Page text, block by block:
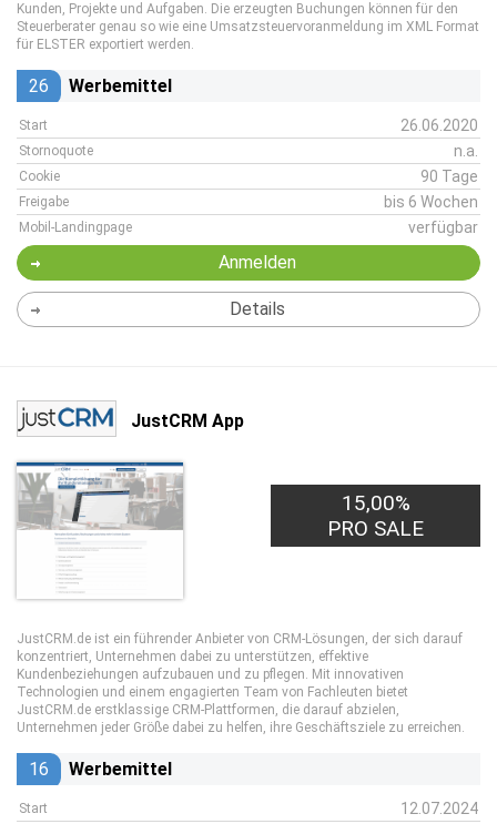
Kunden, Projekte und Aufgaben. Die erzeugten Buchungen können für den
Steuerberater genau so wie eine Umsatzsteuervoranmeldung im XML Format
für ELSTER exportiert werden.
26 Werbemittel
Start 26.06.2020
Stornoquote n.a.
Cookie 90 Tage
Freigabe bis 6 Wochen
Mobil-Landingpage verfügbar
Anmelden
Details
JustCRM App
15,00%
PRO SALE
JustCRM.de ist ein führender Anbieter von CRM-Lösungen, der sich darauf
konzentriert, Unternehmen dabei zu unterstützen, effektive
Kundenbeziehungen aufzubauen und zu pflegen. Mit innovativen
Technologien und einem engagierten Team von Fachleuten bietet
JustCRM.de erstklassige CRM-Plattformen, die darauf abzielen,
Unternehmen jeder Größe dabei zu helfen, ihre Geschäftsziele zu erreichen.
16 Werbemittel
Start 12.07.2024